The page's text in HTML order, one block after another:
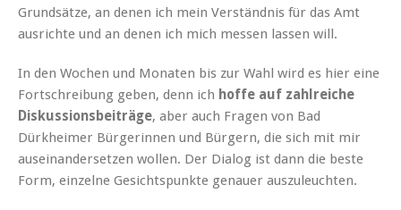
Grundsätze, an denen ich mein Verständnis für das Amt
ausrichte und an denen ich mich messen lassen will.
In den Wochen und Monaten bis zur Wahl wird es hier eine
Fortschreibung geben, denn ich hoffe auf zahlreiche
Diskussionsbeiträge, aber auch Fragen von Bad
Dürkheimer Bürgerinnen und Bürgern, die sich mit mir
auseinandersetzen wollen. Der Dialog ist dann die beste
Form, einzelne Gesichtspunkte genauer auszuleuchten.